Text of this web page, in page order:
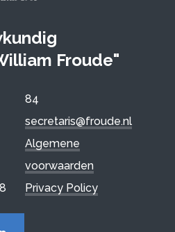
Froude"
84
secretaris@froude.nl
Algemene
voorwaarden
Privacy Policy